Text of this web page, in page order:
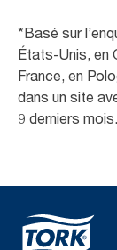
*Basé sur
États-Unis, en
France, en
dans un site
9 derniers mois.